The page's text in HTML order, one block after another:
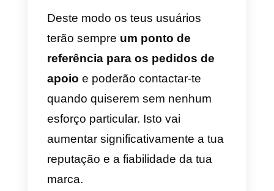
publicado. Um estudo dos
hastags a utilizar pode aumentar
muito a cobertura dos
posts/stories;
3)Adiciona um widgetclick-to-
chat no teu website: